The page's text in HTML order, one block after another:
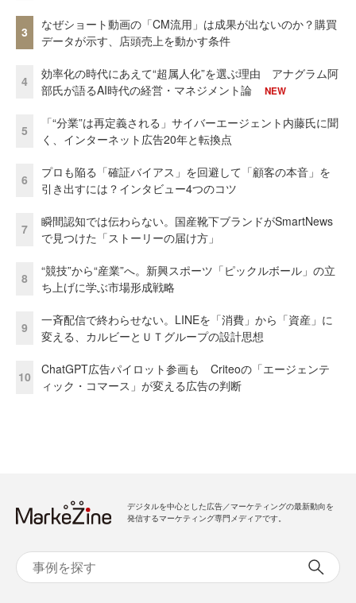
3
なぜショート動画の「CM流用」は成果が出ないのか？購買
データが示す、店頭売上を動かす条件
4
効率化の時代にあえて“超属人化”を選ぶ理由 アナグラム阿
部氏が語るAI時代の経営・マネジメント論
NEW
5
「“分業”は再定義される」サイバーエージェント内藤氏に聞
く、インターネット広告20年と転換点
6
プロも陥る「確証バイアス」を回避して「顧客の本音」を
引き出すには？インタビュー4つのコツ
7
瞬間認知では伝わらない。国産靴下ブランドがSmartNews
で見つけた「ストーリーの届け方」
8
“競技”から“産業”へ。新興スポーツ「ピックルボール」の立
ち上げに学ぶ市場形成戦略
9
一斉配信で終わらせない。LINEを「消費」から「資産」に
変える、カルビーとＵＴグループの設計思想
10
ChatGPT広告パイロット参画も Criteoの「エージェンテ
ィック・コマース」が変える広告の判断
デジタルを中心とした広告／マーケティングの最新動向を
発信するマーケティング専門メディアです。